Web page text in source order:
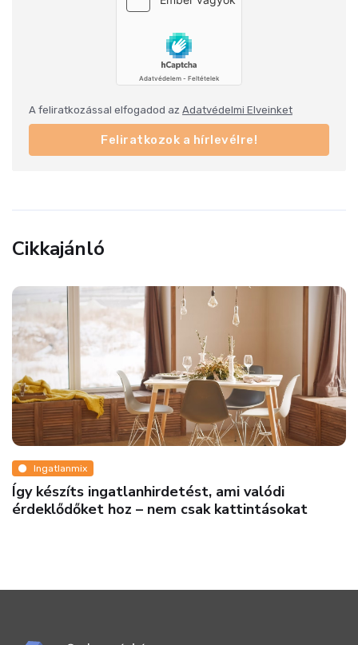
A feliratkozással elfogadod az Adatvédelmi Elveinket
Feliratkozok a hírlevélre!
Cikkajánló
Ingatlanmix
Így készíts ingatlanhirdetést, ami valódi
érdeklődőket hoz – nem csak kattintásokat